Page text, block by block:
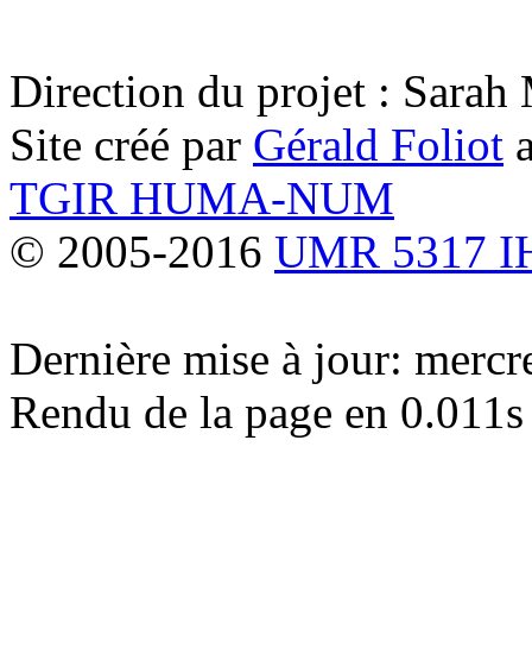
Direction du projet : Sarah
Site créé par Gérald Foliot
TGIR HUMA-NUM
© 2005-2016 UMR 5317
Dernière mise à jour:
Rendu de la page en 0.011s